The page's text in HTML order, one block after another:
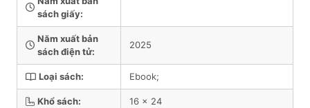
sách giấy:
Năm xuất bản
sách điện tử:
2025
Loại sách: Ebook;
Khổ sách: 16 x 24